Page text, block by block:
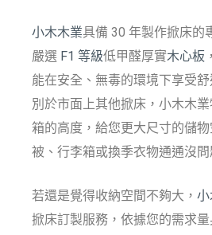
小木木業具備 30 年製作掀床的
嚴選 F1 等級低甲醛厚實木心板
能在安全、無毒的環境下享受
別於市面上其他掀床，小木木
箱的高度，給您更大尺寸的儲
被、行李箱或換季衣物通通沒問
若還是覺得收納空間不夠大， 小
掀床訂製服務，依據您的需求